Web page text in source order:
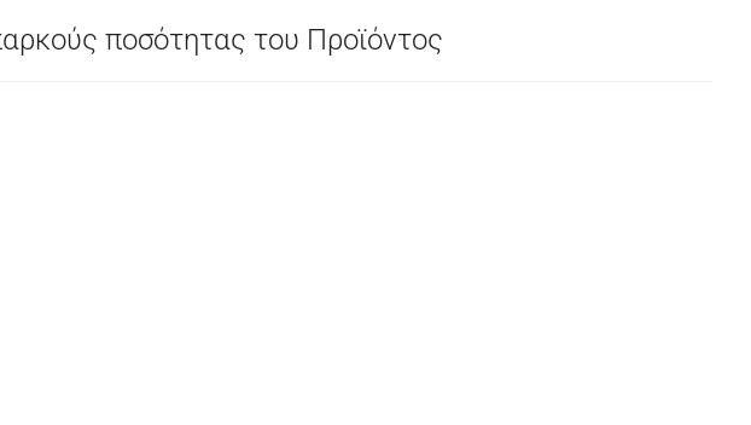
ποσότητας του Προϊόντος